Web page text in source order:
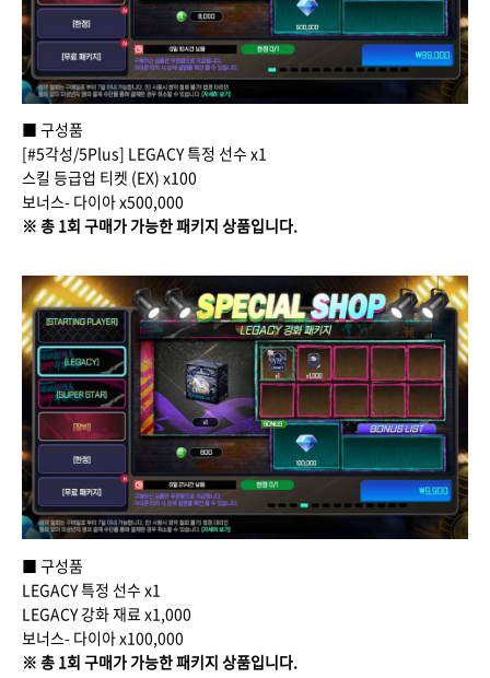
■ 구성품
[#5각성/5Plus] LEGACY 특정 선수 x1
스킬 등급업 티켓 (EX) x100
보너스- 다이아 x500,000
※ 총 1회 구매가 가능한 패키지 상품입니다.
■ 구성품
LEGACY 특정 선수 x1
LEGACY 강화 재료 x1,000
보너스- 다이아 x100,000
※ 총 1회 구매가 가능한 패키지 상품입니다.